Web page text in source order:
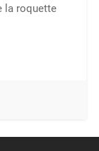
la roquette